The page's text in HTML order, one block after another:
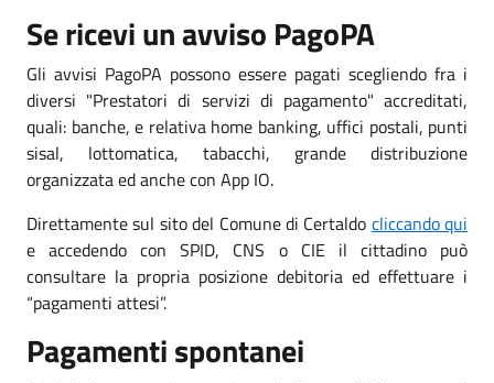
Se ricevi un avviso PagoPA
Gli avvisi PagoPA possono essere pagati scegliendo fra i
diversi "Prestatori di servizi di pagamento" accreditati,
quali: banche, e relativa home banking, uffici postali, punti
sisal, lottomatica, tabacchi, grande distribuzione
organizzata ed anche con App IO.
Direttamente sul sito del Comune di Certaldo cliccando qui
e accedendo con SPID, CNS o CIE il cittadino può
consultare la propria posizione debitoria ed effettuare i
“pagamenti attesi”.
Pagamenti spontanei